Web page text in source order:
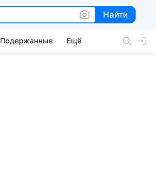
Найти
Найти
Подержанные Ещё